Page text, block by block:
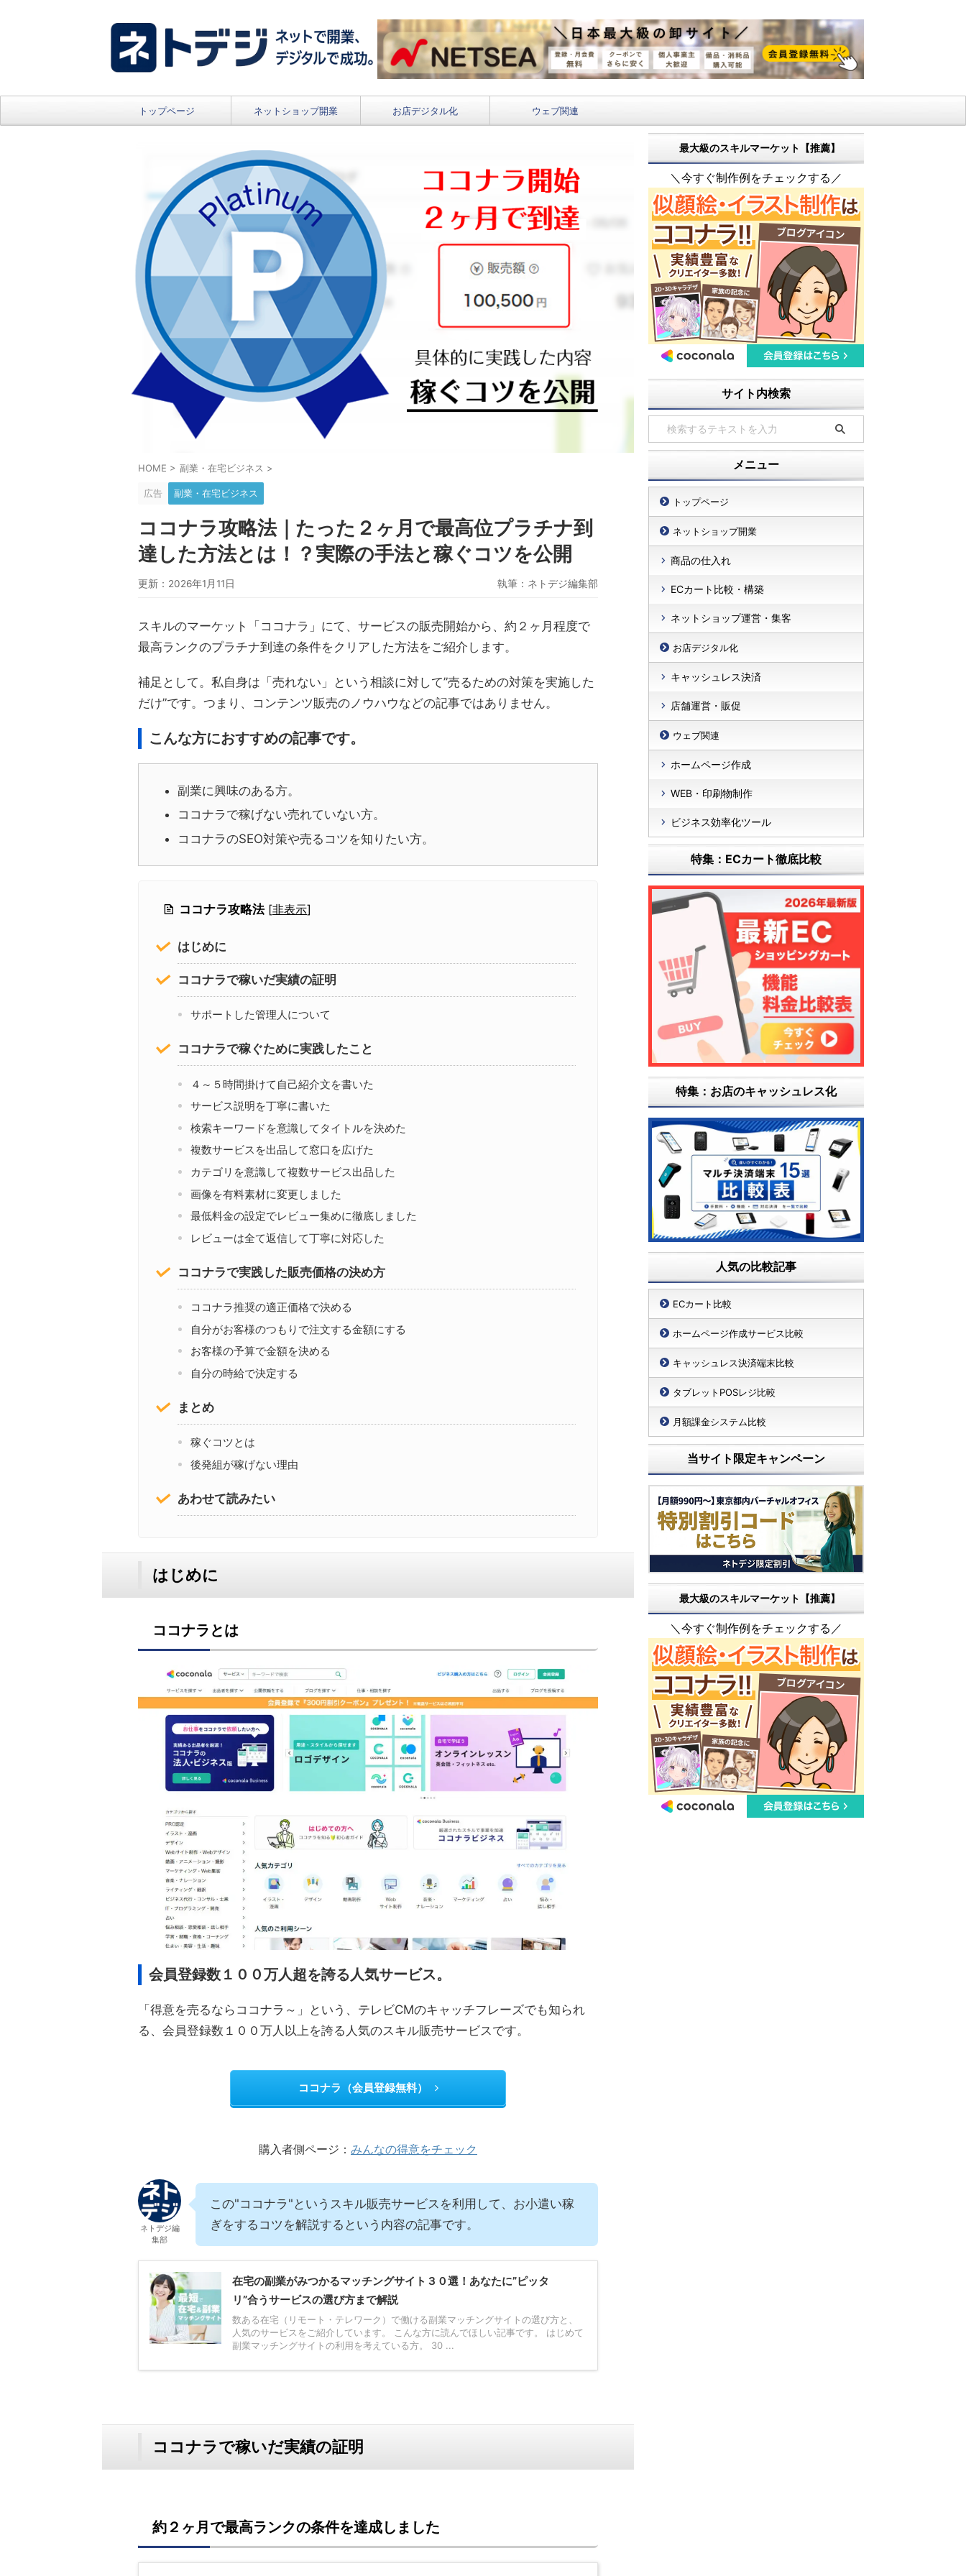
トップページ ネットショップ開業 お店デジタル化 ウェブ関連
HOME > 副業・在宅ビジネス >
広告 副業・在宅ビジネス
ココナラ攻略法｜たった２ヶ月で最高位プラチナ到
達した方法とは！？実際の手法と稼ぐコツを公開
更新：2026年1月11日 執筆： ネトデジ編集部
スキルのマーケット「ココナラ」にて、サービスの販売開始から、約２ヶ月程度で
最高ランクのプラチナ到達の条件をクリアした方法をご紹介します。
補足として。私自身は「売れない」という相談に対して”売るための対策を実施した
だけ”です。つまり、コンテンツ販売のノウハウなどの記事ではありません。
こんな方におすすめの記事です。
副業に興味のある方。
ココナラで稼げない売れていない方。
ココナラのSEO対策や売るコツを知りたい方。
ココナラ攻略法 [非表示]
はじめに
ココナラで稼いだ実績の証明
サポートした管理人について
ココナラで稼ぐために実践したこと
４～５時間掛けて自己紹介文を書いた
サービス説明を丁寧に書いた
検索キーワードを意識してタイトルを決めた
複数サービスを出品して窓口を広げた
カテゴリを意識して複数サービス出品した
画像を有料素材に変更しました
最低料金の設定でレビュー集めに徹底しました
レビューは全て返信して丁寧に対応した
ココナラで実践した販売価格の決め方
ココナラ推奨の適正価格で決める
自分がお客様のつもりで注文する金額にする
お客様の予算で金額を決める
自分の時給で決定する
まとめ
稼ぐコツとは
後発組が稼げない理由
あわせて読みたい
はじめに
ココナラとは
会員登録数１００万人超を誇る人気サービス。
「得意を売るならココナラ～」という、テレビCMのキャッチフレーズでも知られ
る、会員登録数１００万人以上を誇る人気のスキル販売サービスです。
ココナラ（会員登録無料）
購入者側ページ： みんなの得意をチェック
ネトデジ編
集部
この"ココナラ"というスキル販売サービスを利用して、お小遣い稼
ぎをするコツを解説するという内容の記事です。
在宅の副業がみつかるマッチングサイト３０選！あなたに”ピッタ
リ”合うサービスの選び方まで解説
数ある在宅（リモート・テレワーク）で働ける副業マッチングサイトの選び方と、
人気のサービスをご紹介しています。 こんな方に読んでほしい記事です。 はじめて
副業マッチングサイトの利用を考えている方。 30 ...
ココナラで稼いだ実績の証明
約２ヶ月で最高ランクの条件を達成しました
最大級のスキルマーケット【推薦】
＼今すぐ制作例をチェックする／
サイト内検索
メニュー
トップページ
ネットショップ開業
商品の仕入れ
ECカート比較・構築
ネットショップ運営・集客
お店デジタル化
キャッシュレス決済
店舗運営・販促
ウェブ関連
ホームページ作成
WEB・印刷物制作
ビジネス効率化ツール
特集：ECカート徹底比較
特集：お店のキャッシュレス化
人気の比較記事
ECカート比較
ホームページ作成サービス比較
キャッシュレス決済端末比較
タブレットPOSレジ比較
月額課金システム比較
当サイト限定キャンペーン
最大級のスキルマーケット【推薦】
＼今すぐ制作例をチェックする／